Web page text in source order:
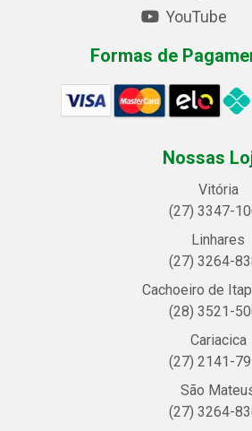
YouTube
Formas de
Nossas
Vitória
(27) 3347-
Linhares
(27) 3264-
Cachoeiro de
(28) 3521-
Cariacica
(27) 2141-
São
(27) 3264-